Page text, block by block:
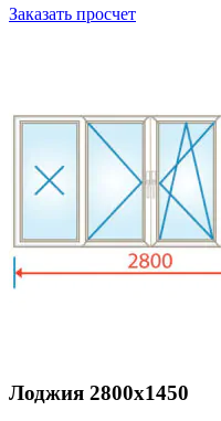
Заказать просчет
Лоджия 2800х1450